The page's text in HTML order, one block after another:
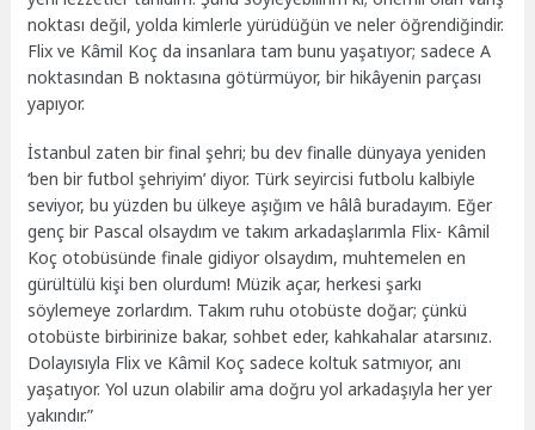
noktası değil, yolda kimlerle yürüdüğün ve neler öğrendiğindir.
Flix ve Kâmil Koç da insanlara tam bunu yaşatıyor; sadece A
noktasından B noktasına götürmüyor, bir hikâyenin parçası
yapıyor.
İstanbul zaten bir final şehri; bu dev finalle dünyaya yeniden
‘ben bir futbol şehriyim’ diyor. Türk seyircisi futbolu kalbiyle
seviyor, bu yüzden bu ülkeye aşığım ve hâlâ buradayım. Eğer
genç bir Pascal olsaydım ve takım arkadaşlarımla Flix- Kâmil
Koç otobüsünde finale gidiyor olsaydım, muhtemelen en
gürültülü kişi ben olurdum! Müzik açar, herkesi şarkı
söylemeye zorlardım. Takım ruhu otobüste doğar; çünkü
otobüste birbirinize bakar, sohbet eder, kahkahalar atarsınız.
Dolayısıyla Flix ve Kâmil Koç sadece koltuk satmıyor, anı
yaşatıyor. Yol uzun olabilir ama doğru yol arkadaşıyla her yer
yakındır.”